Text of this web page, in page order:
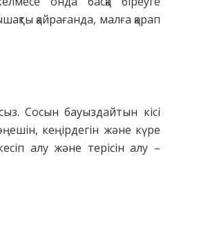
қайрағанда, малға қарап
Сосын бауыздайтын кісі
кеңірдегін және күре
алу және терісін алу –